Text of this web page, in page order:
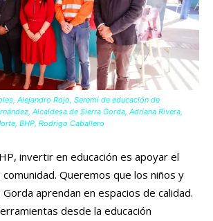
Alejandro Rojo, Seremi de educación de
Alcaldesa de Sierra Gorda, Adriana Rivera,
BHP, Rodrigo Caballero
invertir en educación es apoyar el
Queremos que los niños y
aprendan en espacios de calidad.
desde la educación